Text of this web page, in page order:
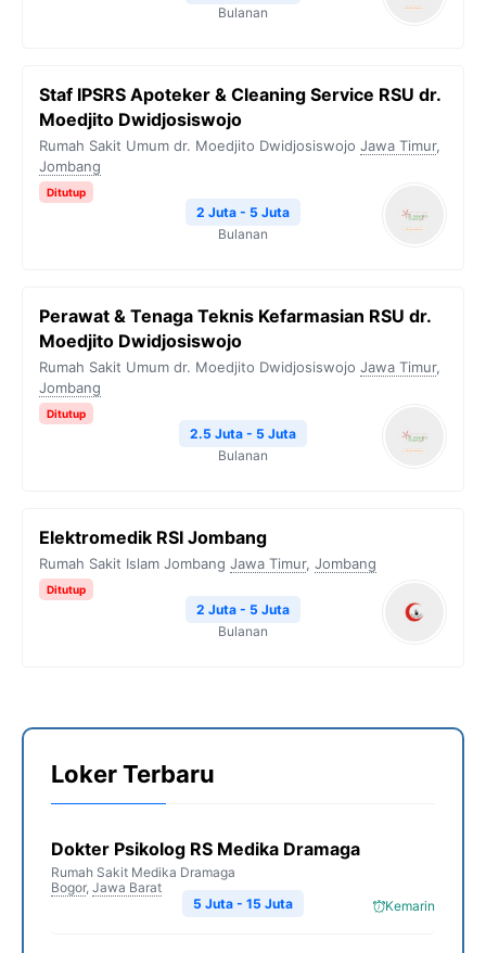
Bulanan
Staf IPSRS Apoteker & Cleaning Service RSU dr.
Moedjito Dwidjosiswojo
Rumah Sakit Umum dr. Moedjito Dwidjosiswojo Jawa Timur,
Jombang
Ditutup
2 Juta - 5 Juta
Bulanan
Perawat & Tenaga Teknis Kefarmasian RSU dr.
Moedjito Dwidjosiswojo
Rumah Sakit Umum dr. Moedjito Dwidjosiswojo Jawa Timur,
Jombang
Ditutup
2.5 Juta - 5 Juta
Bulanan
Elektromedik RSI Jombang
Rumah Sakit Islam Jombang Jawa Timur, Jombang
Ditutup
2 Juta - 5 Juta
Bulanan
Loker Terbaru
Dokter Psikolog RS Medika Dramaga
Rumah Sakit Medika Dramaga
Bogor, Jawa Barat
Kemarin
5 Juta - 15 Juta